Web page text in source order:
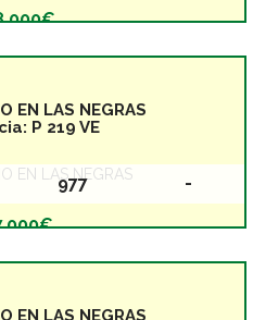
Superficie
EN LAS NEGRAS
P 219 VE
EN LAS NEGRAS
977
Superficie
-
EN LAS NEGRAS